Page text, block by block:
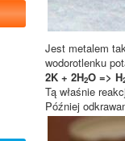
Jest metalem
wodorotlenku
2K + 2H2O => H
Tą właśnie
Później